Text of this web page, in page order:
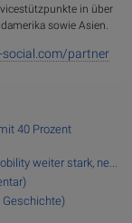
in über
sowie Asien.
social.com/partner
40 Prozent
weiter stark, ne...
Geschichte)